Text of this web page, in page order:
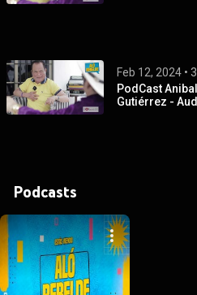
Feb 12, 2024 •
PodCast
Gutiérrez -
Podcasts